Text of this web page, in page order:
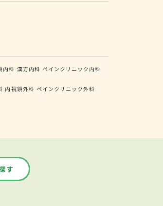
内科 漢方内科 ペインクリニック内科
内視鏡外科 ペインクリニック外科
す